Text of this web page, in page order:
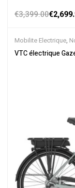
€3,399.00€
Mobilite Electrique,
électrique,Vélo
VTC électrique